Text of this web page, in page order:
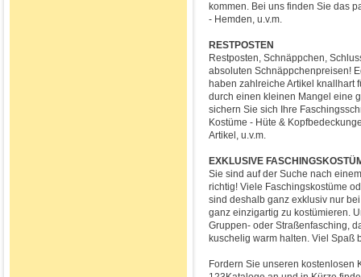
kommen. Bei uns finden Sie das
- Hemden, u.v.m.
RESTPOSTEN
Restposten, Schnäppchen,
absoluten Schnäppchenpreisen!
haben zahlreiche Artikel knallhart
durch einen kleinen Mangel eine
sichern Sie sich Ihre
Kostüme - Hüte &
Artikel, u.v.m.
EXKLUSIVE
Sie sind auf der Suche nach
richtig! Viele Faschingskostüme
sind deshalb ganz exklusiv nur
ganz einzigartig zu kostümieren.
Gruppen- oder Straßenfasching,
kuschelig warm halten. Viel Spaß
Fordern Sie unseren kostenlosen